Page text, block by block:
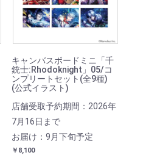
キャンバスボードミニ「千
銃士:Rhodoknight」05/コ
ンプリートセット(全9種)
(公式イラスト)
店舗受取予約期間：2026年
7月16日まで
お届け：9月下旬予定
￥8,100